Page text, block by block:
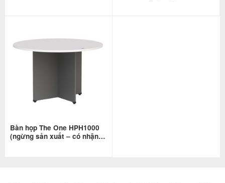
Bàn họp The One HPH1000
(ngừng sản xuất – có nhận